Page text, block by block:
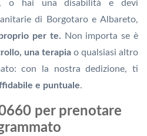
o hai una disabilità e devi
di Borgotaro e Albareto,
per te. Non importa se è
una terapia o qualsiasi altro
con la nostra dedizione, ti
e puntuale.
per prenotare